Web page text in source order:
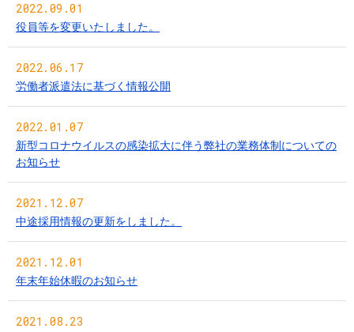
2022.09.01
役員等を変更いたしました。
2022.06.17
労働者派遣法に基づく情報公開
2022.01.07
新型コロナウイルスの感染拡大に伴う弊社の業務体制についての
お知らせ
2021.12.07
中途採用情報の更新をしました。
2021.12.01
年末年始休暇のお知らせ
2021.08.23